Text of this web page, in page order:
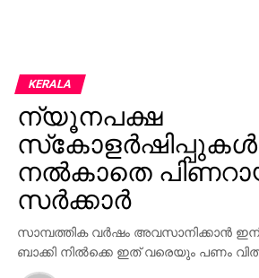
KERALA
ന്യൂനപക്ഷ
നല്‍കാതെ
സര്‍ക്കാര്‍
സാമ്പത്തിക വര്‍ഷം അവസാനിക്കാന്‍ ഇനി
ബാക്കി നില്‍ക്കെ ഇത് വരെയും പണം